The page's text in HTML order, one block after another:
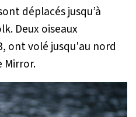
déplacés jusqu’à
Deux oiseaux
ont volé jusqu'au nord
Mirror.